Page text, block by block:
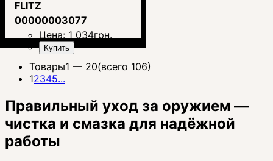
FLITZ
00000003077
Цена: 1 034грн.
Купить
Товары1 — 20(всего 106)
12345...
Правильный уход за оружием —
чистка и смазка для надёжной
работы